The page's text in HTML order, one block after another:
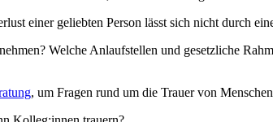
einer geliebten Person lässt sich nicht durch
Welche Anlaufstellen und gesetzliche
, um Fragen rund um die Trauer von